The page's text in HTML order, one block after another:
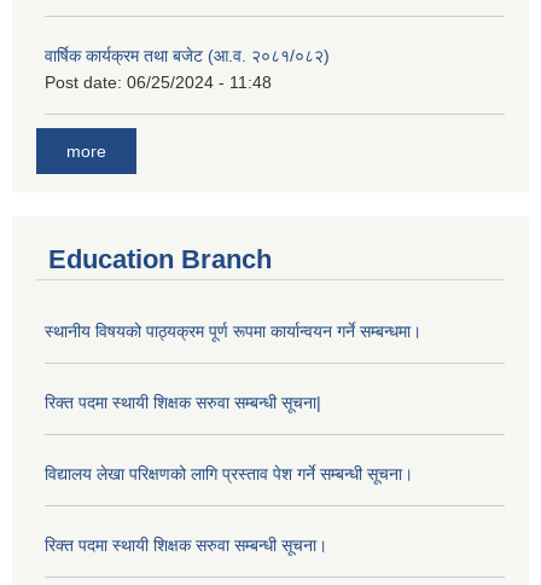
वार्षिक कार्यक्रम तथा बजेट (आ.व. २०८१/०८२)
Post date: 06/25/2024 - 11:48
more
Education Branch
स्थानीय विषयको पाठ्यक्रम पूर्ण रूपमा कार्यान्वयन गर्ने सम्बन्धमा।
रिक्त पदमा स्थायी शिक्षक सरुवा सम्बन्धी सूचना|
विद्यालय लेखा परिक्षणको लागि प्रस्ताव पेश गर्ने सम्बन्धी सूचना।
रिक्त पदमा स्थायी शिक्षक सरुवा सम्बन्धी सूचना।